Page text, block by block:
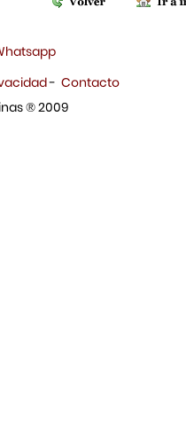
- Contacto
® 2009